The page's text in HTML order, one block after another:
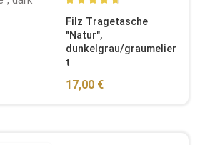
Durchschnittliche
Filz Tragetasche
"Natur",
dunkelgrau/graumelier
t
Regulärer Preis:
17,00 €